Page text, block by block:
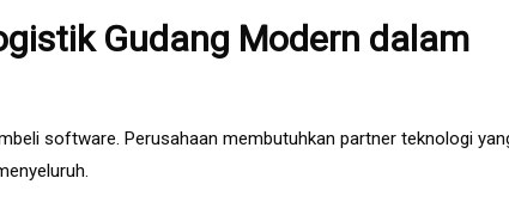
Gudang Modern dalam
software. Perusahaan membutuhkan partner teknologi